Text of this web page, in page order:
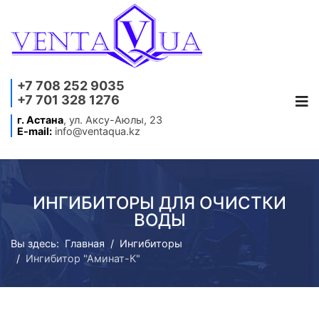
+7 708 252 9035
+7 701 328 1276
г. Астана, ул. Аксу-Аюлы, 23
E-mail: info@ventaqua.kz
ИНГИБИТОРЫ ДЛЯ ОЧИСТКИ
ВОДЫ
Вы здесь: Главная
Ингибиторы
Ингибитор "Аминат-К"